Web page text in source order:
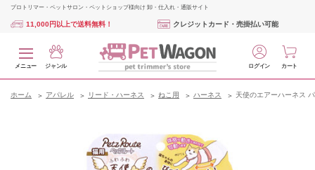
プロトリマー・ペットサロン・ペットショップ様向け 卸・仕入れ・通販サイト
11,000円以上で送料無料！ クレジットカード・売掛払い可能
メニュー ジャンル ログイン カート
ホーム アパレル リード・ハーネス ねこ用 ハーネス 天使のエアーハーネス